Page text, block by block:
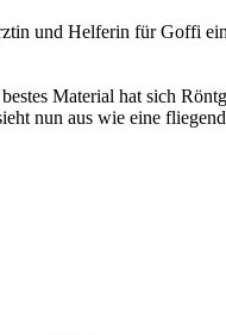
und Helferin für Goffi
Material hat sich
nun aus wie eine